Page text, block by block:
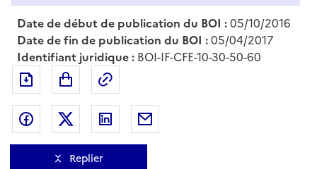
Date de début de publication du BOI :05/10/2016
Date de fin de publication du BOI :05/04/2017
Identifiant juridique : BOI-IF-CFE-10-30-50-60
Exporter le document au format pdf
Partager sur Facebook
Partager sur Twitter
Partager sur LinkedIn
Replier